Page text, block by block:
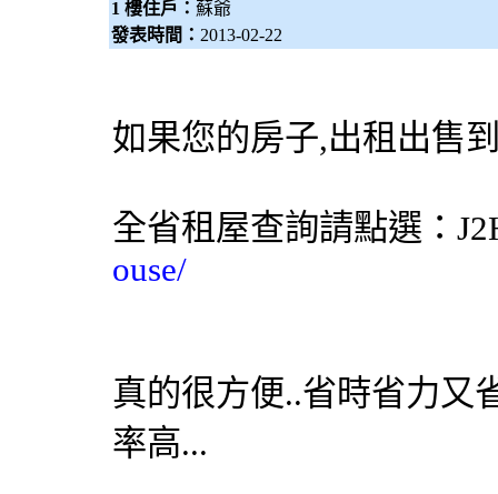
1 樓住戶： 蘇爺
發表時間： 2013-02-22
如果您的房子,出租出售
全省租屋查詢請點選：
ouse/
真的很方便..省時省力又
率高...